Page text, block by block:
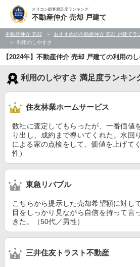
オリコン顧客満足度ランキング
不動産仲介 売却 戸建て
不動産仲介 売却 おすすめの不動産仲介 売却 戸建てラ
利用のしやすさ
【2024年】不動産仲介 売却 戸建ての利用の
利用のしやすさ 満足度ランキン
住友林業ホームサービス
数社に査定してもらったが、一番価値
り出し、成約まで導いてくれた。水回
による家の点検をして、価値を上げて
性）
東急リバブル
こちらから提示した売却希望額に対し
目をしっかり見ながら自信を持って言
きた。（50代／男性）
三井住友トラスト不動産